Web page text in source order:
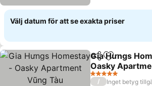
Välj datum för att se exakta priser
Dela Lägg till i
Gia Hưngs
Oasky
Tàu
5 Stjärnor
/
Inget betyg